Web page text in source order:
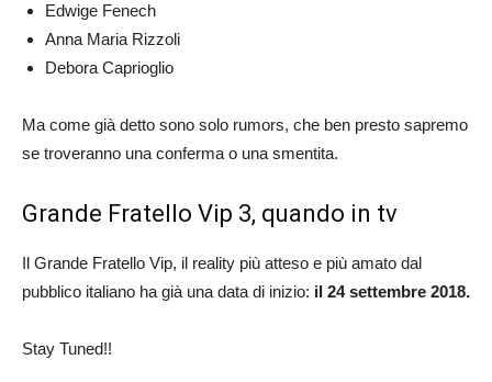
Edwige Fenech
Anna Maria Rizzoli
Debora Caprioglio
Ma come già detto sono solo rumors, che ben presto sapremo
se troveranno una conferma o una smentita.
Grande Fratello Vip 3, quando in tv
Il Grande Fratello Vip, il reality più atteso e più amato dal
pubblico italiano ha già una data di inizio: il 24 settembre 2018.
Stay Tuned!!